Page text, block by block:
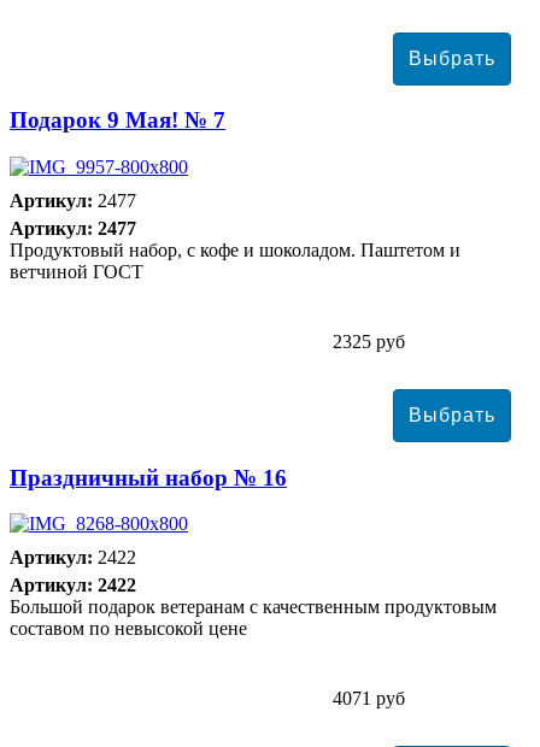
Подарок 9 Мая! № 7
Артикул: 2477
Артикул: 2477
Продуктовый набор, с кофе и шоколадом. Паштетом и
ветчиной ГОСТ
2325 руб
Праздничный набор № 16
Артикул: 2422
Артикул: 2422
Большой подарок ветеранам с качественным продуктовым
составом по невысокой цене
4071 руб